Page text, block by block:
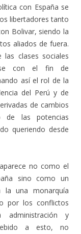
con España se
libertadores tanto
Bolivar, siendo la
aliados de fuera.
clases sociales
con el fin de
así el rol de la
del Perú y de
de cambios
de las potencias
queriendo desde
no como el
sino como un
la una monarquía
por los conflictos
y
a esto, no